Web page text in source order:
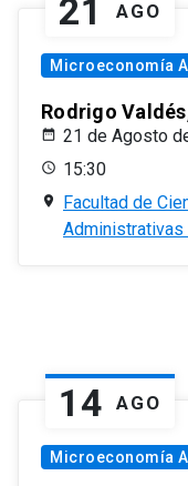
21 AGO
Microeconomía
Rodrigo
21 de Agosto
15:30
Facultad de
Administrativas
14 AGO
Microeconomía